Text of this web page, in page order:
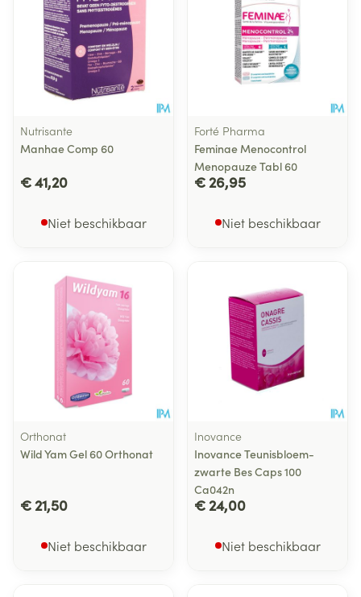
Nutrisante
Manhae Comp 60
€ 41,20
Niet beschikbaar
Forté Pharma
Feminae Menocontrol
Menopauze Tabl 60
€ 26,95
Niet beschikbaar
Orthonat
Wild Yam Gel 60 Orthonat
€ 21,50
Niet beschikbaar
Inovance
Inovance Teunisbloem-
zwarte Bes Caps 100
Ca042n
€ 24,00
Niet beschikbaar